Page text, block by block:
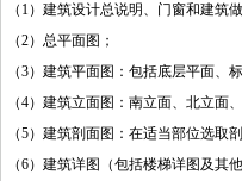
（ 1）建筑设计总说明、门窗和建筑做
（2）总平面图；
（3）建筑平面图：包括底层平面、
（4）建筑立面图：南立面、北立面
（5）建筑剖面图：在适当部位选取
（6）建筑详图（包括楼梯详图及其他